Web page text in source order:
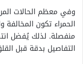
وفي معظم الحالات
الحمراء تكون
منفصلة. لذلك يُفضل
التفاصيل بدقة قبل